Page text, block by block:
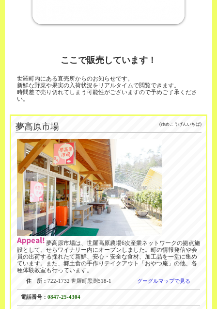
ここで販売しています！
世羅町内にある直売所からのお知らせです。
新鮮な野菜や果実の入荷状況をリアルタイムで閲覧できます。
時間差で売り切れてしまう可能性がございますので予めご了承くださ
い。
夢高原市場 (ゆめこうげんいちば)
夢高原市場は、世羅高原農場6次産業ネットワークの拠点施
設として、せらワイナリー内にオープンしました。町の情報発信や会
員の出荷する採れたて新鮮、安心・安全な食材、加工品を一堂に集め
ています。また、郷土食の手作りテイクアウト「おやつ庵」の他、各
種体験教室も行っています。
住 所： 722-1732 世羅町黒渕518-1 グーグルマップで見る
電話番号： 0847-25-4304